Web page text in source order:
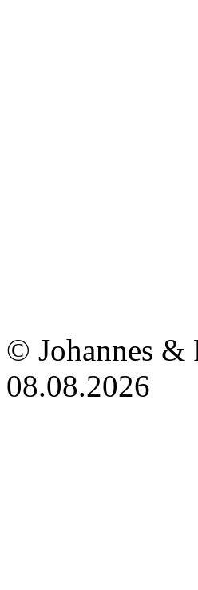
© Johannes &
08.08.2026